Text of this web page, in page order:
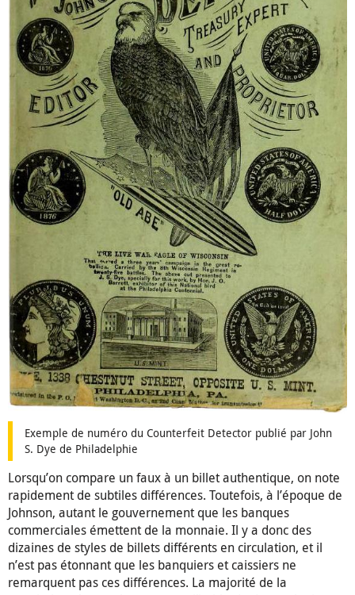
Exemple de numéro du Counterfeit Detector publié par John
S. Dye de Philadelphie
Lorsqu’on compare un faux à un billet authentique, on note
rapidement de subtiles différences. Toutefois, à l’époque de
Johnson, autant le gouvernement que les banques
commerciales émettent de la monnaie. Il y a donc des
dizaines de styles de billets différents en circulation, et il
n’est pas étonnant que les banquiers et caissiers ne
remarquent pas ces différences. La majorité de la